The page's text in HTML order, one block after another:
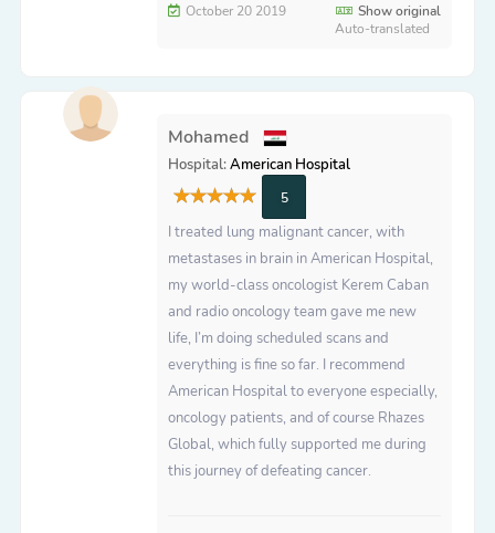
October 20 2019
Show original
Auto-translated
Mohamed
Hospital:American Hospital
5
I treated lung malignant cancer, with
metastases in brain in American Hospital,
my world-class oncologist Kerem Caban
and radio oncology team gave me new
life, I’m doing scheduled scans and
everything is fine so far. I recommend
American Hospital to everyone especially,
oncology patients, and of course Rhazes
Global, which fully supported me during
this journey of defeating cancer.